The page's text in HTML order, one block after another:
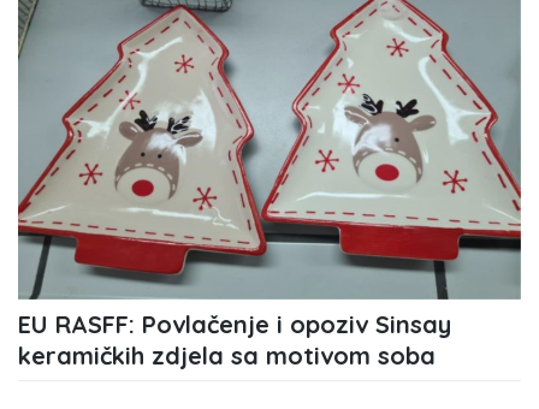
EU RASFF: Povlačenje i opoziv Sinsay
keramičkih zdjela sa motivom soba